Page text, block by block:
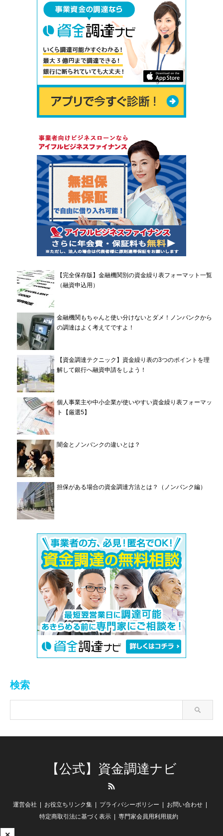
【完全保存版】金融機関別の資金繰り表フォーマット一覧
（融資申込用）
金融機関もちゃんと使い分けないとダメ！ノンバンクから
の調達はよく考えてですよ！
【資金調達テクニック】資金繰り表の3つのポイントを理
解して銀行へ融資申請をしよう！
個人事業主や中小企業が使いやすい資金繰り表フォーマッ
ト【厳選5】
闇金とノンバンクの違いとは？
担保がある場合の資金調達方法とは？（ノンバンク編）
検索
【公式】資金調達ナビ
運営会社 お役立ちリンク集 プライバシーポリシー
お問い合わせ
特定商取引法に基づく表示
専門家会員用利用規約